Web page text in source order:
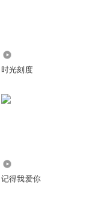
时光刻度
记得我爱你